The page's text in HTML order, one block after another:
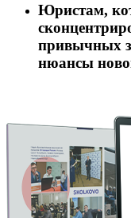
Юристам,
привычных
нюансы